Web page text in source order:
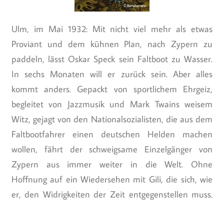
Ulm, im Mai 1932: Mit nicht viel mehr als etwas
Proviant und dem kühnen Plan, nach Zypern zu
paddeln, lässt Oskar Speck sein Faltboot zu Wasser.
In sechs Monaten will er zurück sein. Aber alles
kommt anders. Gepackt von sportlichem Ehrgeiz,
begleitet von Jazzmusik und Mark Twains weisem
Witz, gejagt von den Nationalsozialisten, die aus dem
Faltbootfahrer einen deutschen Helden machen
wollen, fährt der schweigsame Einzelgänger von
Zypern aus immer weiter in die Welt. Ohne
Hoffnung auf ein Wiedersehen mit Gili, die sich, wie
er, den Widrigkeiten der Zeit entgegenstellen muss.